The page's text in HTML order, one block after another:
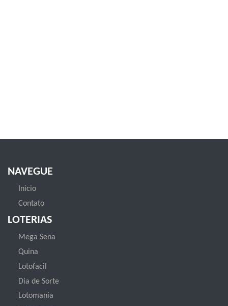
NAVEGUE
Inicio
Contato
LOTERIAS
Mega Sena
Quina
Lotofacil
Dia de Sorte
Lotomania